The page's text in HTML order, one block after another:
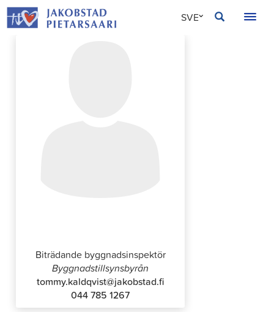
Hoppa
till
SVE
Biträdande byggnadsinspektör
Byggnadstillsynsbyrån
tommy.kaldqvist@jakobstad.fi
044 785 1267